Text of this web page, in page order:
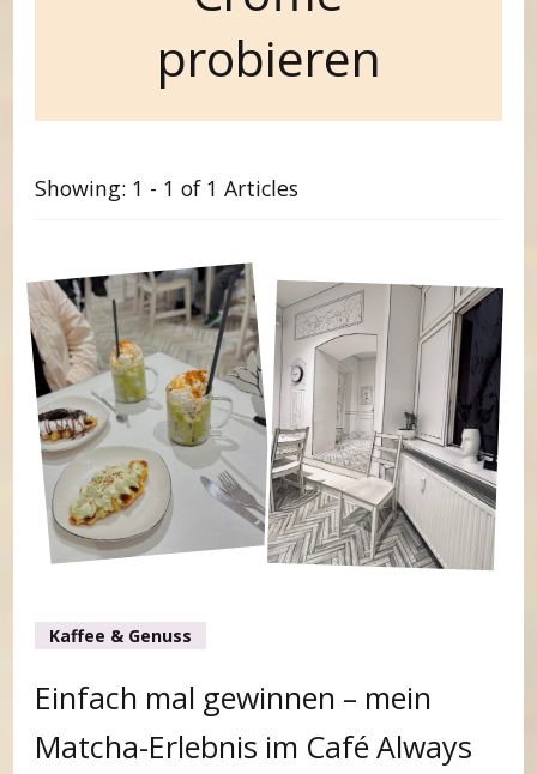
probieren
Showing: 1 - 1 of 1 Articles
Kaffee & Genuss
Einfach mal gewinnen – mein
Matcha-Erlebnis im Café Always